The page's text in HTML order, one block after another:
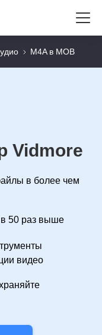
M4A в МОВ
Vidmore
в более чем
в 50 раз выше
видео